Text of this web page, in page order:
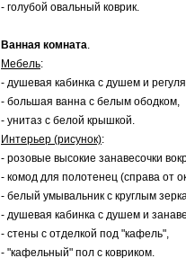
- голубой овальный коврик.
Ванная комната.
Мебель:
- душевая кабинка с душем и
- большая ванна с белым ободком,
- унитаз с белой крышкой.
Интерьер (рисунок):
- розовые высокие занавесочки
- комод для полотенец (справа от
- белый умывальник с круглым
- душевая кабинка с душем и
- стены с отделкой под "кафель",
- "кафельный" пол с ковриком.